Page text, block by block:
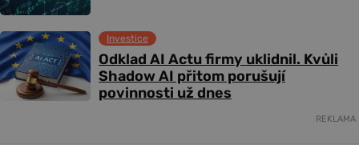
Odklad AI Actu firmy uklidnil. Kvůli
Shadow AI přitom porušují
povinnosti už dnes
Investice
REKLAMA